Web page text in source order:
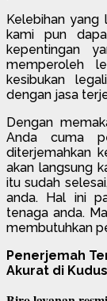
Kelebihan yang
kami pun
kepentingan
memperoleh
kesibukan
dengan jasa
Dengan
Anda cuma
diterjemahkan
akan langsung
itu sudah
anda. Hal ini
tenaga anda.
membutuhkan
Penerjemah
Akurat di